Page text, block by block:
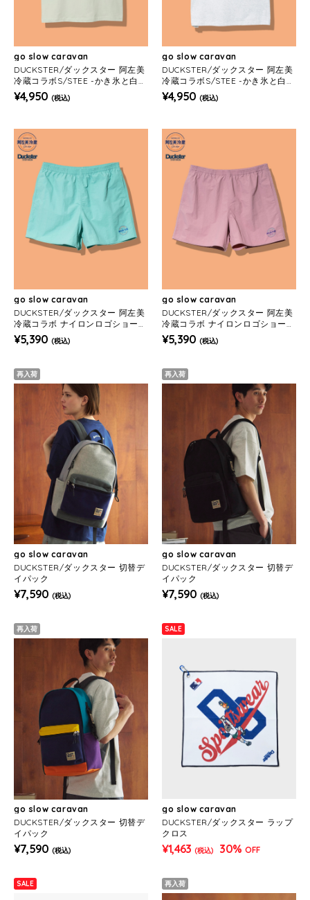
go slow caravan
DUCKSTER/ダックスター 阿左美
冷蔵コラボS/STEE -かき氷と白
玉- (MENS)
¥4,950 (税込)
go slow caravan
DUCKSTER/ダックスター 阿左美
冷蔵コラボS/STEE -かき氷と白
玉- (MENS)
¥4,950 (税込)
go slow caravan
DUCKSTER/ダックスター 阿左美
冷蔵コラボ ナイロンロゴショーツ
(MENS)
¥5,390 (税込)
go slow caravan
DUCKSTER/ダックスター 阿左美
冷蔵コラボ ナイロンロゴショーツ
(MENS)
¥5,390 (税込)
再入荷
go slow caravan
DUCKSTER/ダックスター 切替デ
イパック
¥7,590 (税込)
再入荷
go slow caravan
DUCKSTER/ダックスター 切替デ
イパック
¥7,590 (税込)
再入荷
go slow caravan
DUCKSTER/ダックスター 切替デ
イパック
¥7,590 (税込)
SALE
go slow caravan
DUCKSTER/ダックスター ラップ
クロス
¥1,463 (税込) 30% OFF
SALE 再入荷